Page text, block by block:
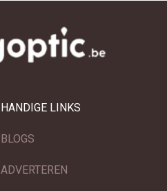
HANDIGE LINKS
BLOGS
ADVERTEREN